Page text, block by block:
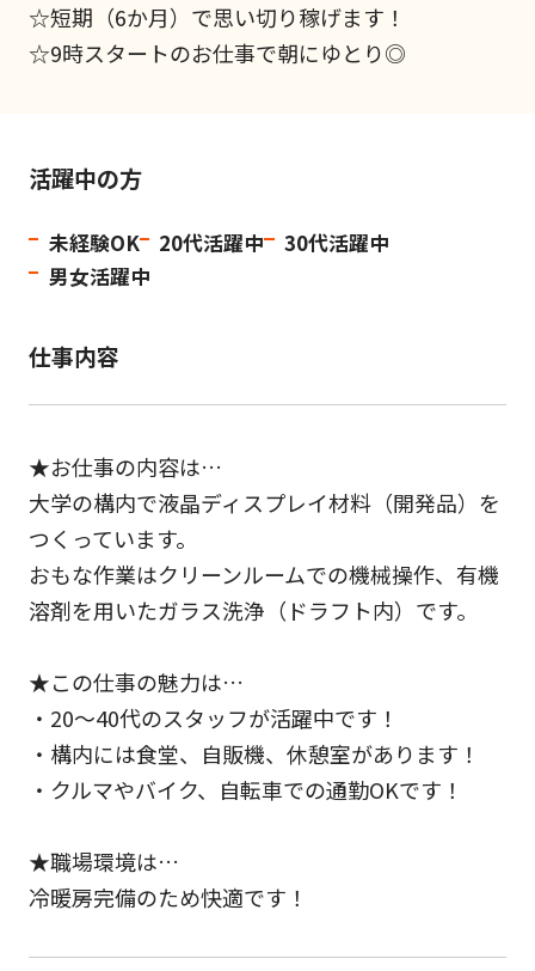
☆短期（6か月）で思い切り稼げます！
☆9時スタートのお仕事で朝にゆとり◎
活躍中の方
未経験OK 20代活躍中
30代活躍中
男女活躍中
仕事内容
★お仕事の内容は…
大学の構内で液晶ディスプレイ材料（開発品）を
つくっています。
おもな作業はクリーンルームでの機械操作、有機
溶剤を用いたガラス洗浄（ドラフト内）です。
★この仕事の魅力は…
・20～40代のスタッフが活躍中です！
・構内には食堂、自販機、休憩室があります！
・クルマやバイク、自転車での通勤OKです！
★職場環境は…
冷暖房完備のため快適です！